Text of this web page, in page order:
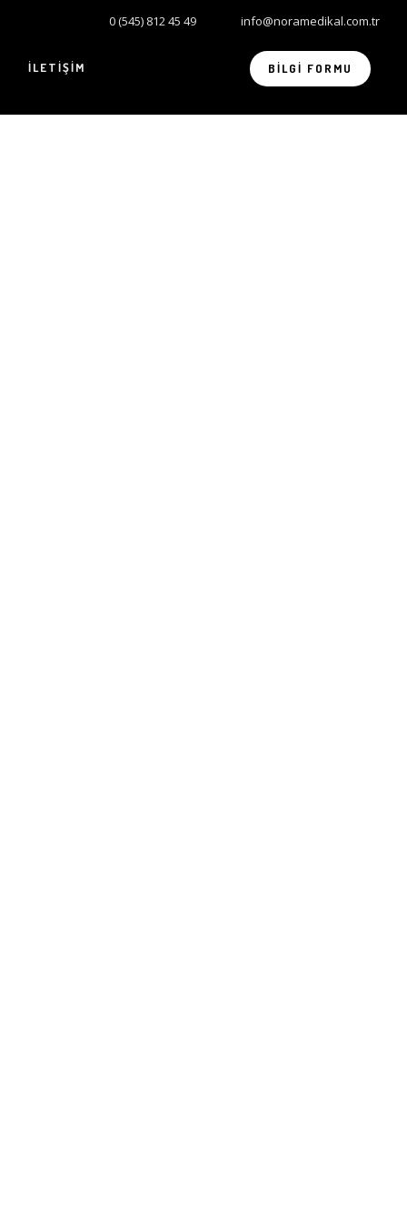
0 (545) 812 45 49 info@noramedikal.com.tr
İLETIŞIM BILGI FORMU